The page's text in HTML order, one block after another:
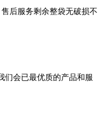
后服务剩余整袋无破损不
们会已最优质的产品和服